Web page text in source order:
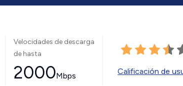
Velocidades de descarga
de hasta
2000Mbps Calificación de